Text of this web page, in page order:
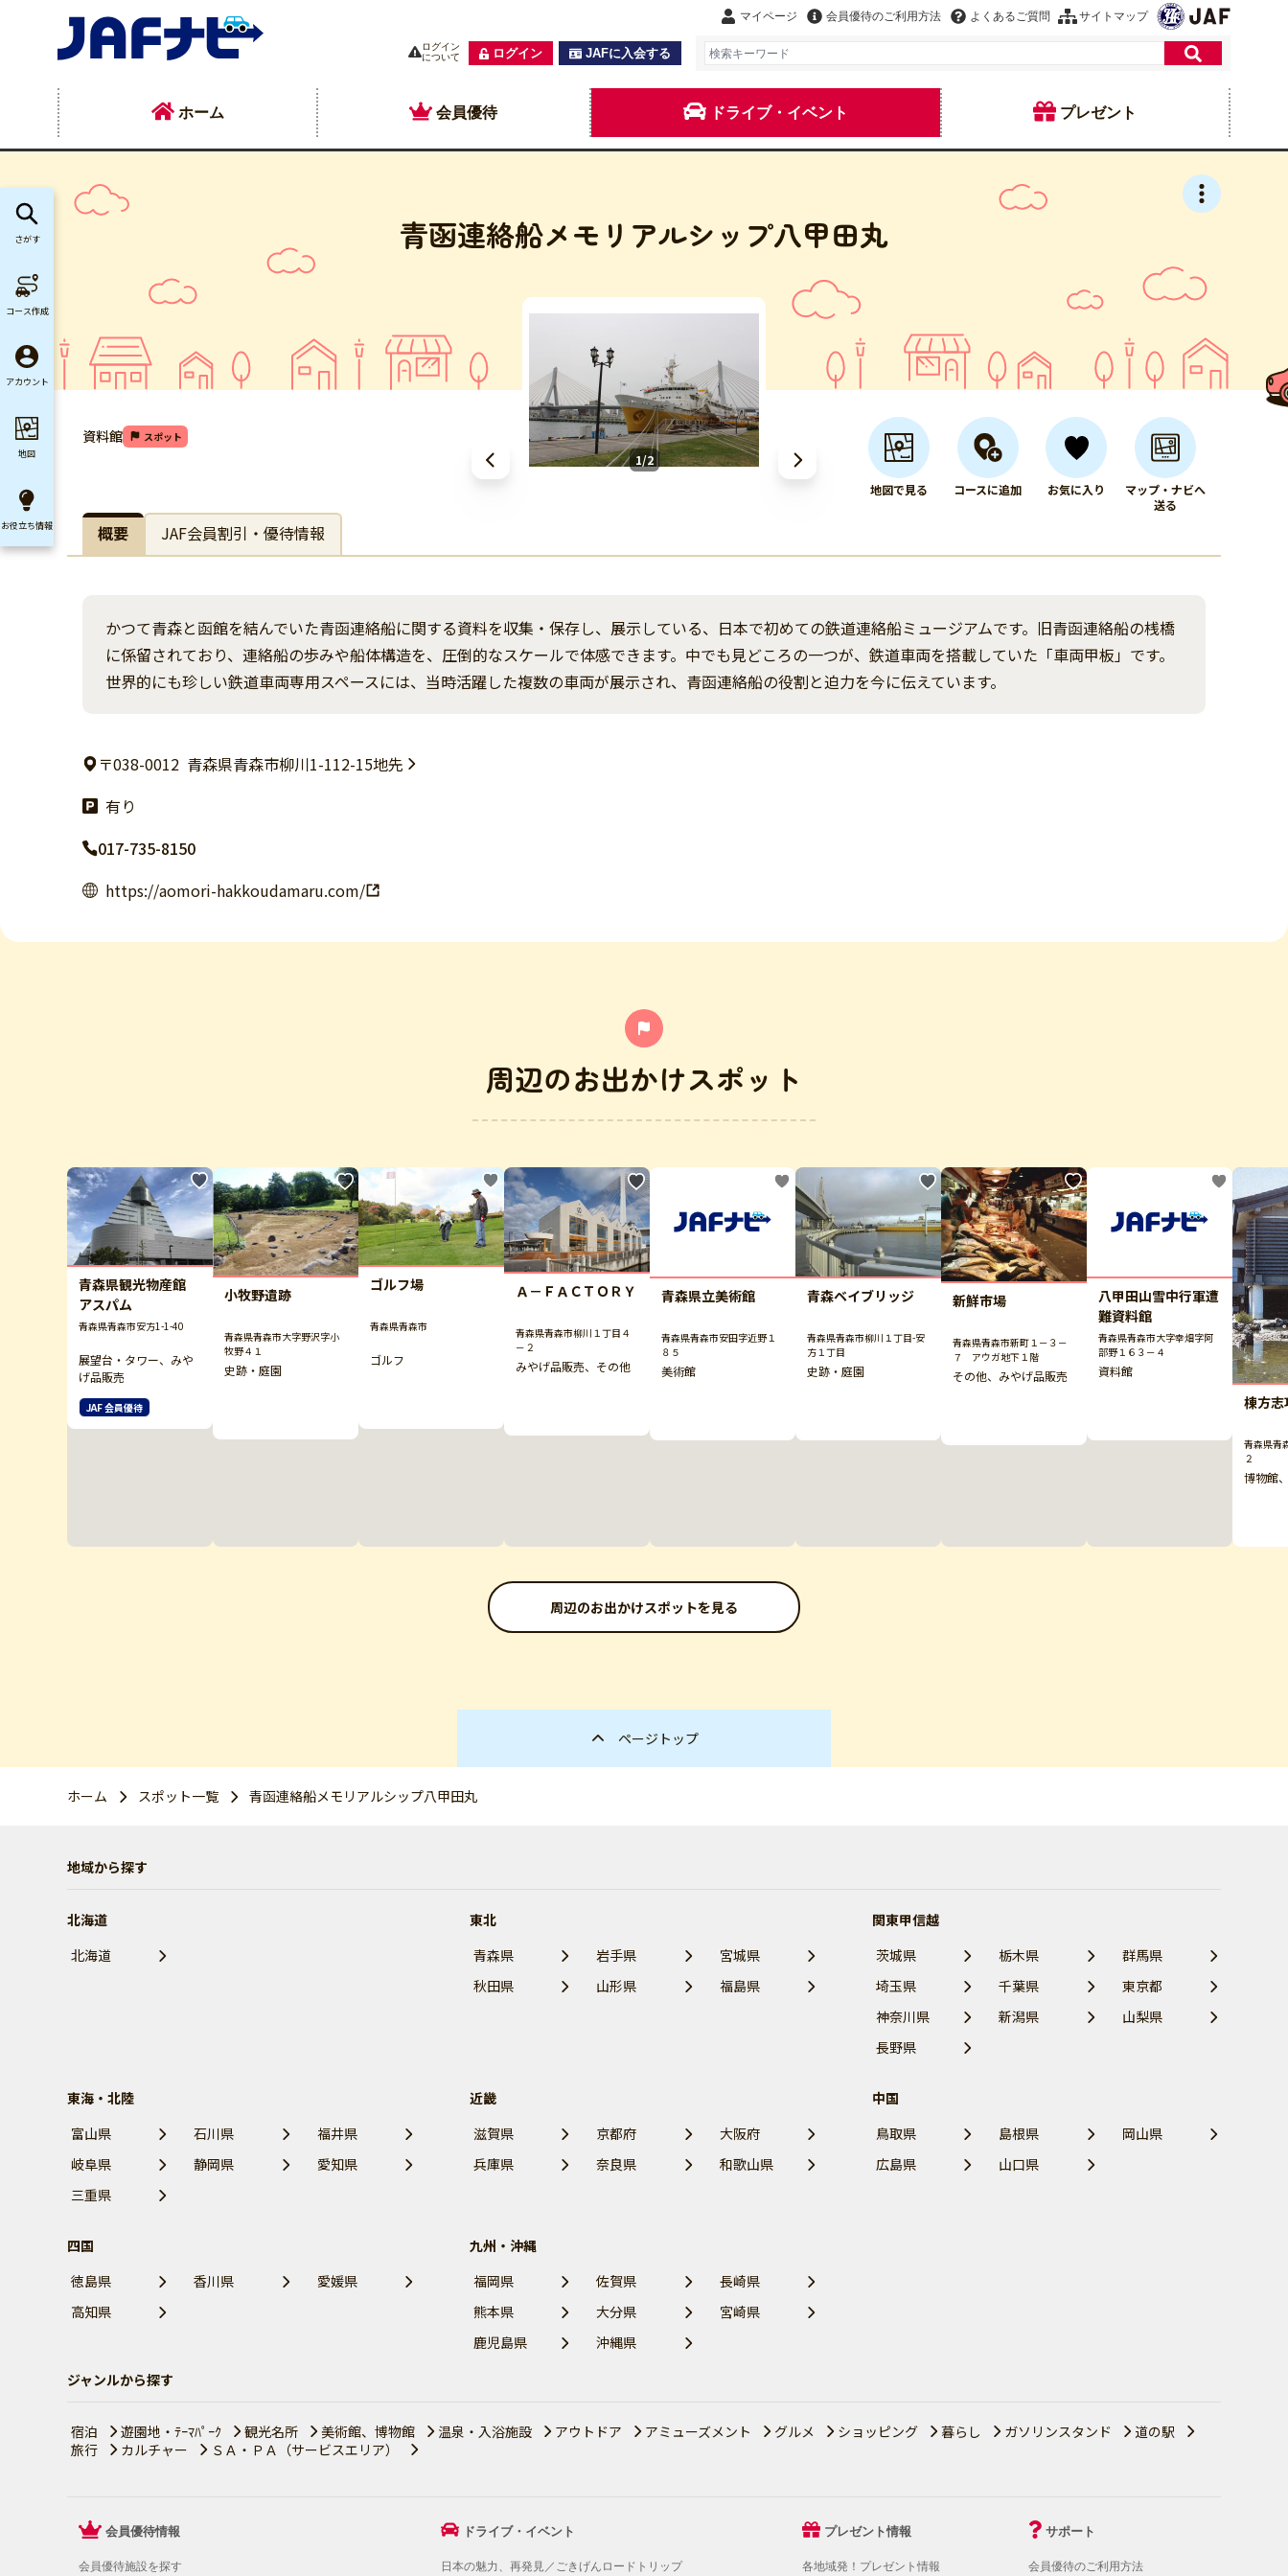
マイページ 会員優待のご利用方法 よくあるご質問 サイトマップ
ログイン
について
ログイン JAFに入会する
ホーム 会員優待 ドライブ・イベント プレゼント
青函連絡船メモリアルシップ八甲田丸
1/2
資料館 スポット
地図で見る コースに追加 お気に入り
マップ・ナビへ
送る
概要 JAF会員割引・優待情報
かつて青森と函館を結んでいた青函連絡船に関する資料を収集・保存し、展示している、日本で初めての鉄道連絡船ミュージアムです。旧青函連絡船の桟橋
に係留されており、連絡船の歩みや船体構造を、圧倒的なスケールで体感できます。中でも見どころの一つが、鉄道車両を搭載していた「車両甲板」です。
世界的にも珍しい鉄道車両専用スペースには、当時活躍した複数の車両が展示され、青函連絡船の役割と迫力を今に伝えています。
〒038-0012 青森県青森市柳川1-112-15地先
有り
017-735-8150
https://aomori-hakkoudamaru.com/
周辺のお出かけスポット
青森県観光物産館
アスパム
青森県青森市安方1-1-40
展望台・タワー、みや
げ品販売
JAF 会員優待
小牧野遺跡
青森県青森市大字野沢字小
牧野４１
史跡・庭園
ゴルフ場
青森県青森市
ゴルフ
Ａ－ＦＡＣＴＯＲＹ
青森県青森市柳川１丁目４
－２
みやげ品販売、その他
青森県立美術館
青森県青森市安田字近野１
８５
美術館
青森ベイブリッジ
青森県青森市柳川１丁目-安
方１丁目
史跡・庭園
新鮮市場
青森県青森市新町１－３－
７ アウガ地下１階
その他、みやげ品販売
八甲田山雪中行軍遭
難資料館
青森県青森市大字幸畑字阿
部野１６３－４
資料館
棟方
青森県青
２
博物館
周辺のお出かけスポットを見る
ページトップ
ホーム スポット一覧 青函連絡船メモリアルシップ八甲田丸
地域から探す
北海道
北海道
東北
青森県
岩手県
宮城県
秋田県
山形県 福島県
関東甲信越
茨城県
栃木県
群馬県
埼玉県
千葉県
東京都
神奈川県
新潟県
山梨県
長野県
東海・北陸
富山県
石川県
福井県
岐阜県
静岡県
愛知県
三重県
近畿
滋賀県
京都府
大阪府
兵庫県
奈良県 和歌山県
中国
鳥取県
島根県
岡山県
広島県
山口県
四国
徳島県
香川県
愛媛県
高知県
九州・沖縄
福岡県
佐賀県
長崎県
熊本県
大分県
宮崎県
鹿児島県
沖縄県
ジャンルから探す
宿泊 遊園地・ﾃｰﾏﾊﾟｰｸ 観光名所 美術館、博物館 温泉・入浴施設 アウトドア アミューズメント グルメ ショッピング 暮らし ガソリンスタンド
道の駅
旅行
カルチャー ＳＡ・ＰＡ（サービスエリア）
会員優待情報
会員優待施設を探す
ドライブ・イベント
日本の魅力、再発見／ごきげんロードトリップ
プレゼント情報
各地域発！プレゼント情報
サポート
会員優待のご利用方法
さがす
コース作成
アカウント
地図
お役立ち情報